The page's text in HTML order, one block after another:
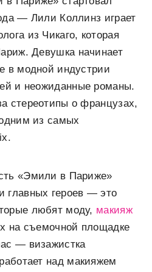
— Лили Коллинз играет
из Чикаго, которая
Девушка начинает
в модной индустрии
и неожиданные романы.
стереотипы о французах,
из самых
«Эмили в Париже»
главных героев — это
любят моду, макияж
на съемочной площадке
— визажистка
над макияжем